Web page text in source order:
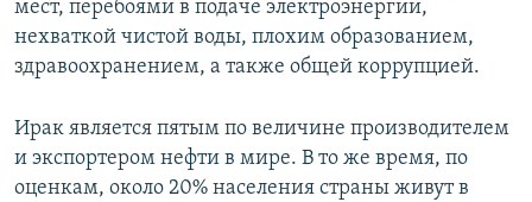
мест, перебоями в подаче электроэнергии,
нехваткой чистой воды, плохим образованием,
здравоохранением, а также общей коррупцией.
Ирак является пятым по величине производителем
и экспортером нефти в мире. В то же время, по
оценкам, около 20% населения страны живут в